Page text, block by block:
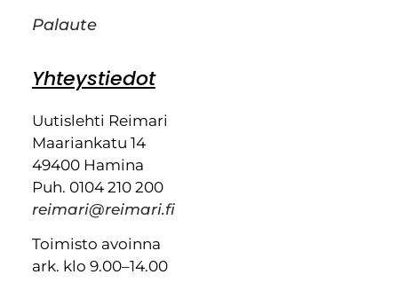
Palaute
Yhteystiedot
Uutislehti Reimari
Maariankatu 14
49400 Hamina
Puh. 0104 210 200
reimari@reimari.fi
Toimisto avoinna
ark. klo 9.00–14.00